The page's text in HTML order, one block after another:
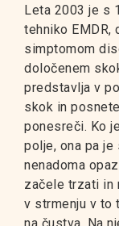
Leta 2003 je s
tehniko EMDR,
simptomom
določenem
predstavlja v
skok in
ponesreči. Ko
polje, ona pa
nenadoma
začele trzati in
v strmenju v to